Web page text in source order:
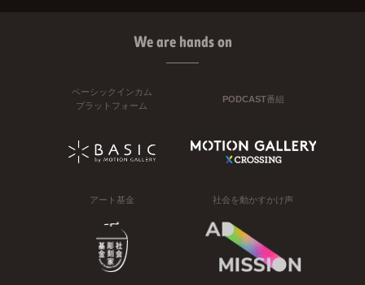
We are hands on
ベーシックインカム
プラットフォーム
PODCAST番組
アート基金 社会を動かすかけ声